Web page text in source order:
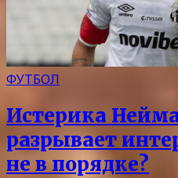
ФУТБОЛ
Истерика
разрывает
не в порядке?